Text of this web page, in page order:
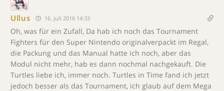
Ullus 16. Juli 2016 14:33
Oh, was für ein Zufall, Da hab ich noch das Tournament
Fighters für den Super Nintendo originalverpackt im Regal,
die Packung und das Manual hatte ich noch, aber das
Modul nicht mehr, hab es dann nochmal nachgekauft. Die
Turtles liebe ich, immer noch. Turtles in Time fand ich jetzt
jedoch besser als das Tournament, ich glaub auf dem Mega